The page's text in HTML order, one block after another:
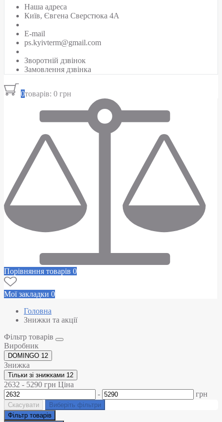
Наша адреса
Київ, Євгена Сверстюка 4А
E-mail
ps.kyivterm@gmail.com
Зворотній дзвінок
Замовлення дзвінка
0товарів: 0 грн
Порівняння товарів 0
Мої закладки 0
Головна
Знижки та акції
Фільтр товарів
Виробник
DOMINGO 12
Знижка
Тільки зі знижками 12
2632 - 5290 грн Ціна
-
грн
Скасувати
Виберіть фільтри
Фільтр товарів